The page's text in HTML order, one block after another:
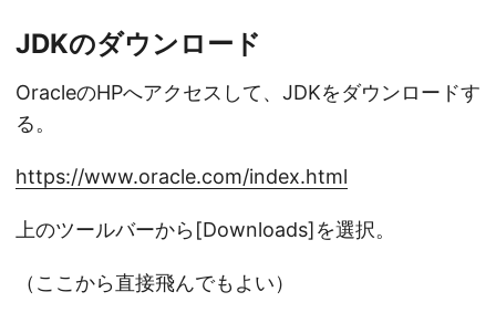
JDKのダウンロード
OracleのHPへアクセスして、JDKをダウンロードす
る。
https://www.oracle.com/index.html
上のツールバーから[Downloads]を選択。
（ここから直接飛んでもよい）